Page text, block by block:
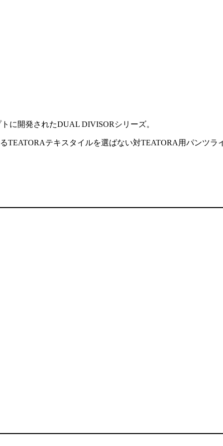
に開発されたDUAL DIVISORシリーズ。
TEATORAテキスタイルを選ばない対TEATORA用パンツラ